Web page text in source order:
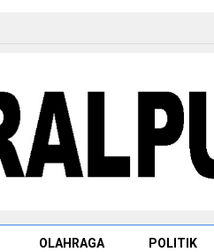
OLAHRAGA POLITIK